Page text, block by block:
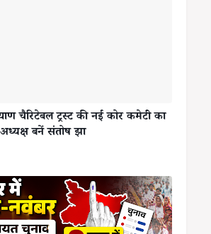
चैरिटेबल ट्रस्ट की नई कोर कमेटी का
बनें संतोष झा